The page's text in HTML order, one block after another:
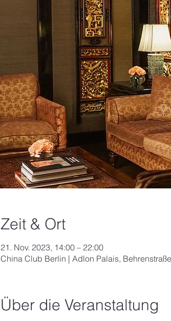
Zeit & Ort
21. Nov. 2023, 14:00 – 22:00
China Club Berlin | Adlon Palais,
Über die Veranstaltung